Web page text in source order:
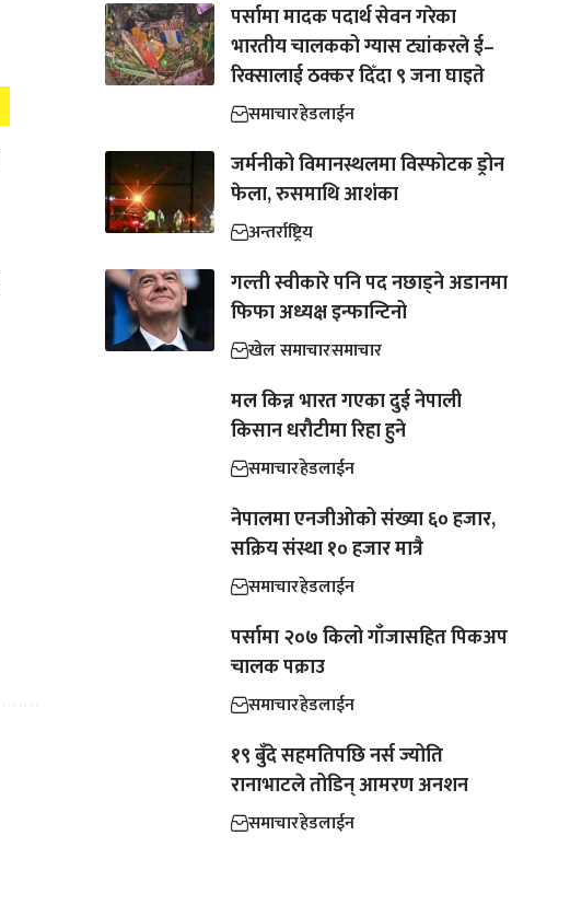
पर्सामा मादक पदार्थ सेवन गरेका
भारतीय चालकको ग्यास ट्यांकरले ई–
रिक्सालाई ठक्कर दिँदा ९ जना घाइते
समाचारहेडलाईन
जर्मनीको विमानस्थलमा विस्फोटक ड्रोन
फेला, रुसमाथि आशंका
अन्तर्राष्ट्रिय
गल्ती स्वीकारे पनि पद नछाड्ने अडानमा
फिफा अध्यक्ष इन्फान्टिनो
खेल समाचारसमाचार
मल किन्न भारत गएका दुई नेपाली
किसान धरौटीमा रिहा हुने
समाचारहेडलाईन
नेपालमा एनजीओको संख्या ६० हजार,
सक्रिय संस्था १० हजार मात्रै
समाचारहेडलाईन
पर्सामा २०७ किलो गाँजासहित पिकअप
चालक पक्राउ
समाचारहेडलाईन
१९ बुँदे सहमतिपछि नर्स ज्योति
रानाभाटले तोडिन् आमरण अनशन
समाचारहेडलाईन